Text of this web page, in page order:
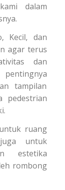
dalam
Kecil, dan
agar terus
dan
tampilan
pedestrian
ruang
untuk
estetika
rombong